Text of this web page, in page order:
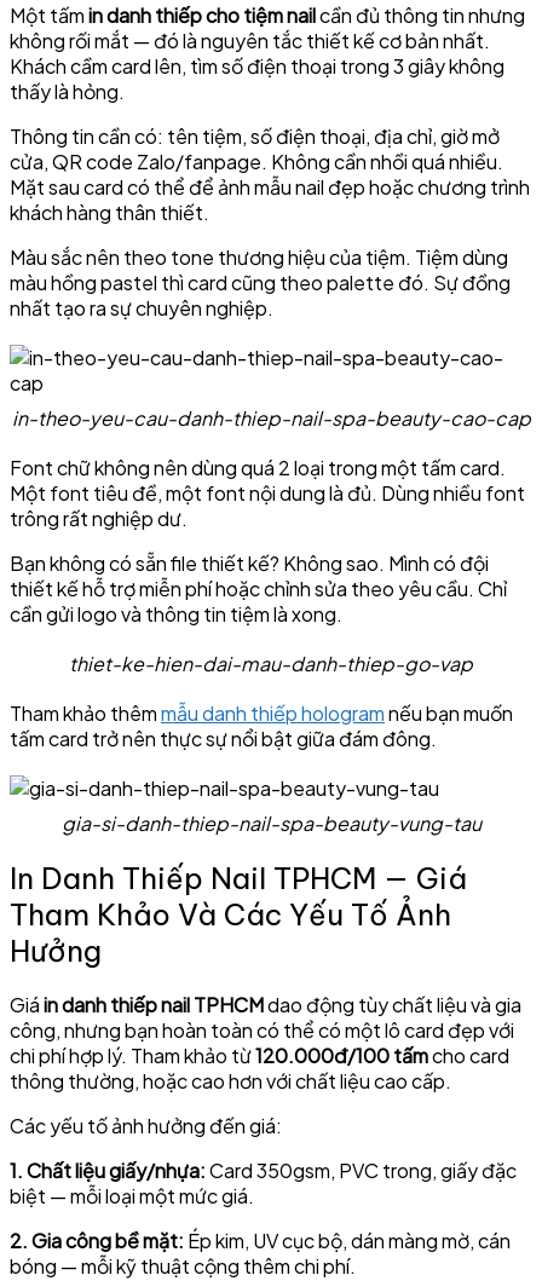
Một tấmin danh thiếp cho tiệm nailcần đủ thông tin nhưng
không rối mắt — đó là nguyên tắc thiết kế cơ bản nhất.
Khách cầm card lên, tìm số điện thoại trong 3 giây không
thấy là hỏng.
Thông tin cần có: tên tiệm, số điện thoại, địa chỉ, giờ mở
cửa, QR code Zalo/fanpage. Không cần nhồi quá nhiều.
Mặt sau card có thể để ảnh mẫu nail đẹp hoặc chương trình
khách hàng thân thiết.
Màu sắc nên theo tone thương hiệu của tiệm. Tiệm dùng
màu hồng pastel thì card cũng theo palette đó. Sự đồng
nhất tạo ra sự chuyên nghiệp.
in-theo-yeu-cau-danh-thiep-nail-spa-beauty-cao-cap
Font chữ không nên dùng quá 2 loại trong một tấm card.
Một font tiêu đề, một font nội dung là đủ. Dùng nhiều font
trông rất nghiệp dư.
Bạn không có sẵn file thiết kế? Không sao. Mình có đội
thiết kế hỗ trợ miễn phí hoặc chỉnh sửa theo yêu cầu. Chỉ
cần gửi logo và thông tin tiệm là xong.
thiet-ke-hien-dai-mau-danh-thiep-go-vap
Tham khảo thêmmẫu danh thiếp hologramnếu bạn muốn
tấm card trở nên thực sự nổi bật giữa đám đông.
gia-si-danh-thiep-nail-spa-beauty-vung-tau
In Danh Thiếp Nail TPHCM — Giá
Tham Khảo Và Các Yếu Tố Ảnh
Hưởng
Giáin danh thiếp nail TPHCMdao động tùy chất liệu và gia
công, nhưng bạn hoàn toàn có thể có một lô card đẹp với
chi phí hợp lý. Tham khảo từ120.000đ/100 tấmcho card
thông thường, hoặc cao hơn với chất liệu cao cấp.
Các yếu tố ảnh hưởng đến giá:
1. Chất liệu giấy/nhựa:Card 350gsm, PVC trong, giấy đặc
biệt — mỗi loại một mức giá.
2. Gia công bề mặt: Ép kim, UV cục bộ, dán màng mờ, cán
bóng — mỗi kỹ thuật cộng thêm chi phí.